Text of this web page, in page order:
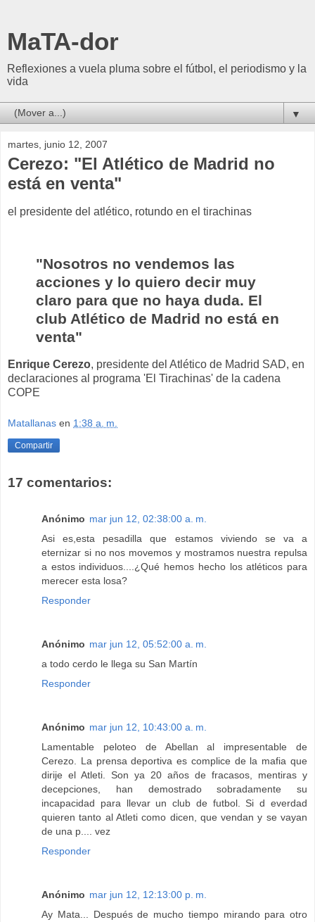
MaTA-dor
Reflexiones a vuela pluma sobre el fútbol, el periodismo y la
vida
▼
martes, junio 12, 2007
Cerezo: "El Atlético de Madrid no
está en venta"
el presidente del atlético, rotundo en el tirachinas
"Nosotros no vendemos las
acciones y lo quiero decir muy
claro para que no haya duda. El
club Atlético de Madrid no está en
venta"
Enrique Cerezo, presidente del Atlético de Madrid SAD, en
declaraciones al programa 'El Tirachinas' de la cadena
COPE
Matallanas en 1:38 a. m.
Compartir
17 comentarios:
Anónimo mar jun 12, 02:38:00 a. m.
Asi es,esta pesadilla que estamos viviendo se va a
eternizar si no nos movemos y mostramos nuestra repulsa
a estos individuos....¿Qué hemos hecho los atléticos para
merecer esta losa?
Responder
Anónimo mar jun 12, 05:52:00 a. m.
a todo cerdo le llega su San Martín
Responder
Anónimo mar jun 12, 10:43:00 a. m.
Lamentable peloteo de Abellan al impresentable de
Cerezo. La prensa deportiva es complice de la mafia que
dirije el Atleti. Son ya 20 años de fracasos, mentiras y
decepciones, han demostrado sobradamente su
incapacidad para llevar un club de futbol. Si d everdad
quieren tanto al Atleti como dicen, que vendan y se vayan
de una p.... vez
Responder
Anónimo mar jun 12, 12:13:00 p. m.
Ay Mata... Después de mucho tiempo mirando para otro